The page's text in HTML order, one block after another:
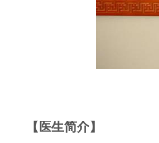
【医生简介】